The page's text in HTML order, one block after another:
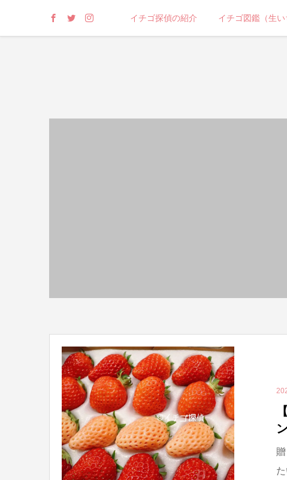
イチゴ探偵の紹介 イチゴ図鑑（生い